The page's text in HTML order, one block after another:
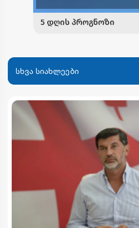
სხვა სიახლეები